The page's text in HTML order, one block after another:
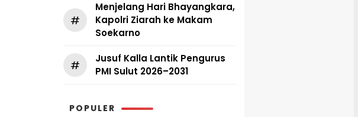
#
Menjelang Hari Bhayangkara,
Kapolri Ziarah ke Makam
Soekarno
#
Jusuf Kalla Lantik Pengurus
PMI Sulut 2026–2031
POPULER